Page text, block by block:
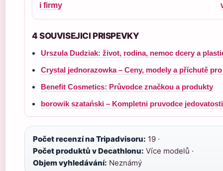
i firmy
4 SOUVISEJICI PRISPEVKY
Urszula Dudziak: život, rodina, nemoc dcery a
Crystal jednorazowka – Ceny, modely a příchutě pro
Benefit Cosmetics: Průvodce značkou a produkty
borowik szatański – Kompletni pruvodce
Počet recenzí na Tripadvisoru: 19 ·
Počet produktů v Decathlonu: Více modelů ·
Objem vyhledávání: Neznámý